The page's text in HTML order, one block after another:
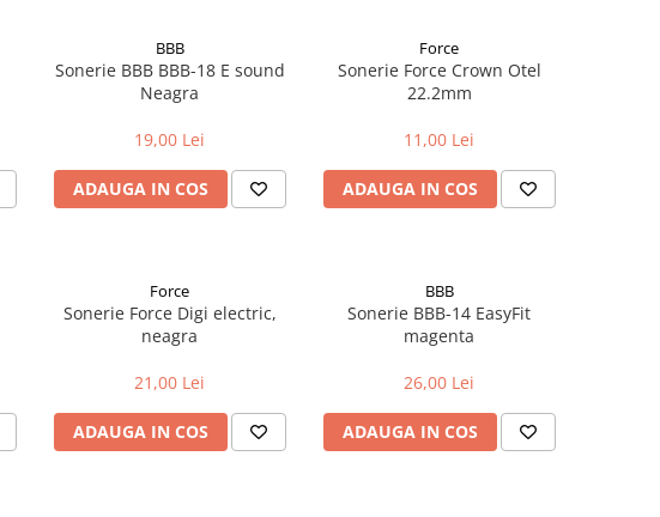
BBB
Sonerie BBB BBB-18 E sound
Neagra
19,00 Lei
ADAUGA IN COS
Force
Sonerie Force Crown Otel
22.2mm
11,00 Lei
ADAUGA IN COS
Force
Sonerie Force Digi electric,
neagra
21,00 Lei
ADAUGA IN COS
BBB
Sonerie BBB-14 EasyFit
magenta
26,00 Lei
ADAUGA IN COS